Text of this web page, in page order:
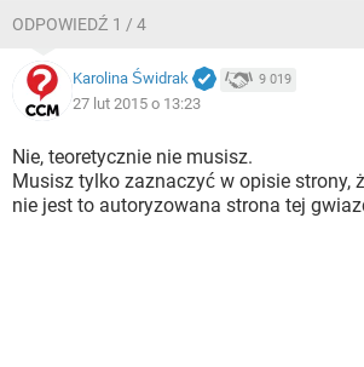
ODPOWIEDŹ 1 / 4
Karolina Świdrak 9 019
27 lut 2015 o 13:23
Nie, teoretycznie nie musisz.
Musisz tylko zaznaczyć w opisie strony,
nie jest to autoryzowana strona tej